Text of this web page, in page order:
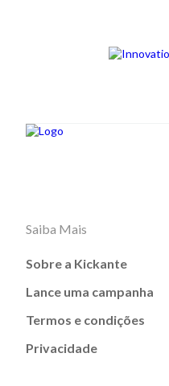
Saiba Mais
Sobre a Kickante
Lance uma campanha
Termos e condições
Privacidade